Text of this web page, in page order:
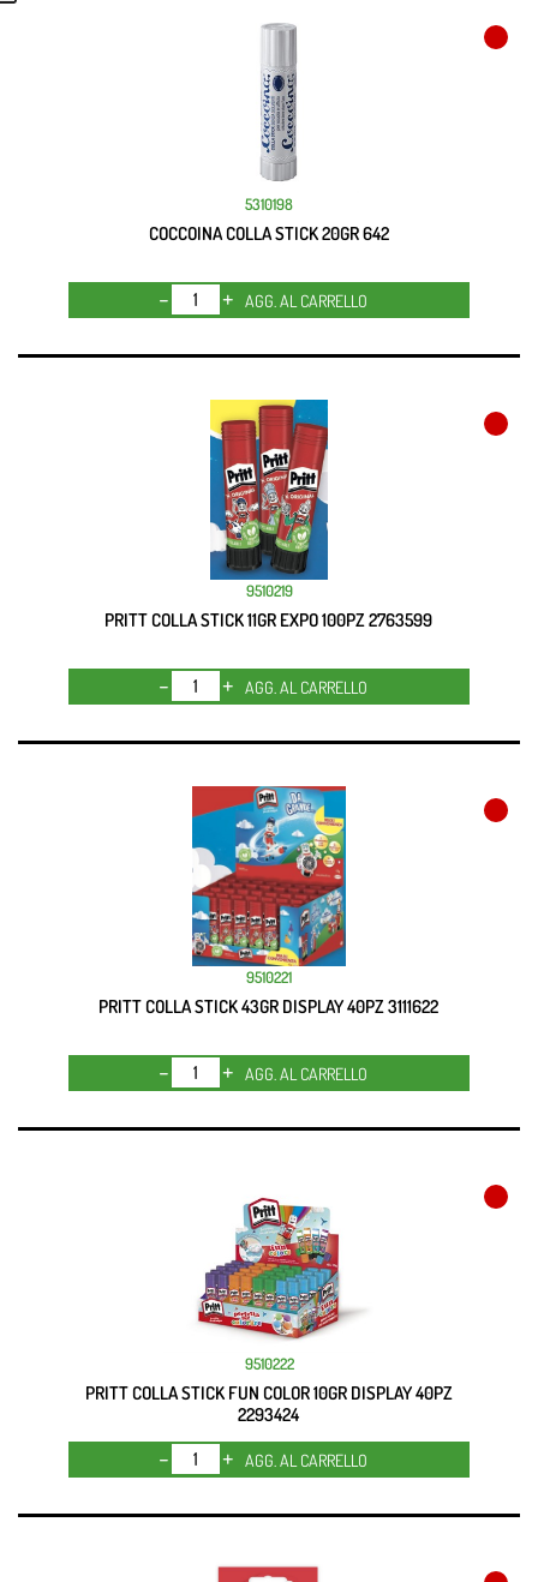
5310198
COCCOINA COLLA STICK 20GR 642
Quantità
AGG. AL CARRELLO
9510219
PRITT COLLA STICK 11GR EXPO 100PZ 2763599
Quantità
AGG. AL CARRELLO
9510221
PRITT COLLA STICK 43GR DISPLAY 40PZ 3111622
Quantità
AGG. AL CARRELLO
9510222
PRITT COLLA STICK FUN COLOR 10GR DISPLAY 40PZ
2293424
Quantità
AGG. AL CARRELLO